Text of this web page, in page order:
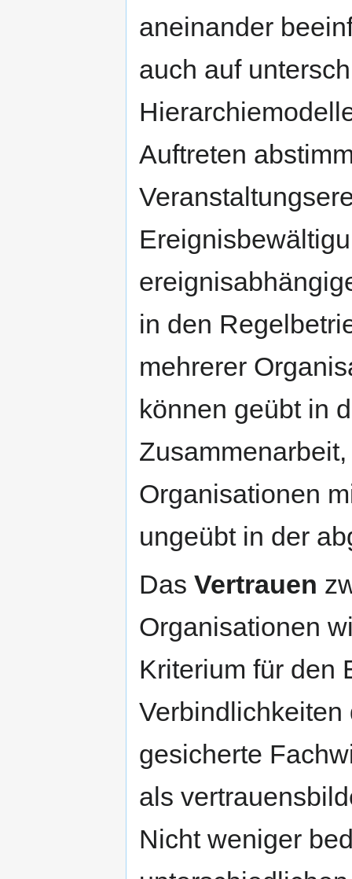
aneinander
auch auf
Auftreten
in den
mehrerer
können geübt in
Organisationen
ungeübt in der
Das Vertrauen
Organisationen
Kriterium für den
Verbindlichkeiten
gesicherte
als
Nicht weniger